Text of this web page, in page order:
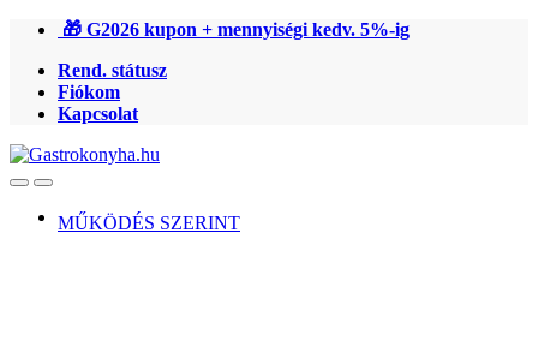
Ugrás
navigációhoz
Ugrás
tartalomra
🎁 G2026 kupon + mennyiségi kedv. 5%-ig
Rend. státusz
Fiókom
Kapcsolat
OpenClose
MŰKÖDÉS SZERINT